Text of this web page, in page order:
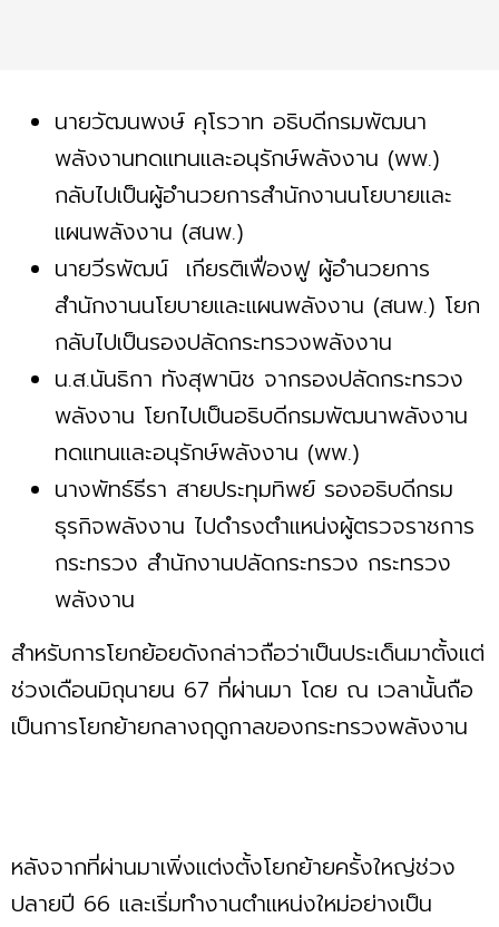
นายวัฒนพงษ์ คุโรวาท อธิบดีกรมพัฒนา
พลังงานทดแทนและอนุรักษ์พลังงาน (พพ.)
กลับไปเป็นผู้อำนวยการสำนักงานนโยบายและ
แผนพลังงาน (สนพ.)
นายวีรพัฒน์ เกียรติเฟื่องฟู ผู้อำนวยการ
สำนักงานนโยบายและแผนพลังงาน (สนพ.) โยก
กลับไปเป็นรองปลัดกระทรวงพลังงาน
น.ส.นันธิกา ทังสุพานิช จากรองปลัดกระทรวง
พลังงาน โยกไปเป็นอธิบดีกรมพัฒนาพลังงาน
ทดแทนและอนุรักษ์พลังงาน (พพ.)
นางพัทธ์ธีรา สายประทุมทิพย์ รองอธิบดีกรม
ธุรกิจพลังงาน ไปดำรงตำแหน่งผู้ตรวจราชการ
กระทรวง สำนักงานปลัดกระทรวง กระทรวง
พลังงาน
สำหรับการโยกย้อยดังกล่าวถือว่าเป็นประเด็นมาตั้งแต่
ช่วงเดือนมิถุนายน 67 ที่ผ่านมา โดย ณ เวลานั้นถือ
เป็นการโยกย้ายกลางฤดูกาลของกระทรวงพลังงาน
หลังจากที่ผ่านมาเพิ่งแต่งตั้งโยกย้ายครั้งใหญ่ช่วง
ปลายปี 66 และเริ่มทำงานตำแหน่งใหม่อย่างเป็น